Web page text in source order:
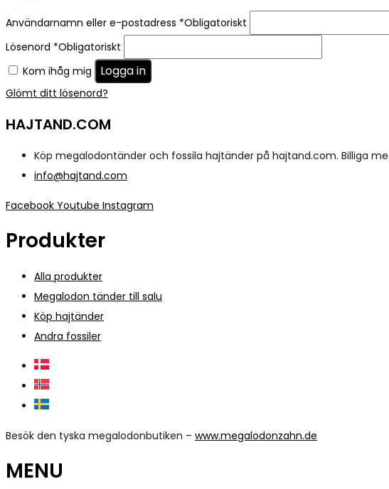
Användarnamn eller e-postadress *Obligatoriskt
Lösenord *Obligatoriskt
Kom ihåg mig
Logga in
Glömt ditt lösenord?
HAJTAND.COM
Köp megalodontänder och fossila hajtänder på hajtand.com. Billiga
info@hajtand.com
Facebook Youtube Instagram
Produkter
Alla produkter
Megalodon tänder till salu
Köp hajtänder
Andra fossiler
Besök den tyska megalodonbutiken – www.megalodonzahn.de
MENU